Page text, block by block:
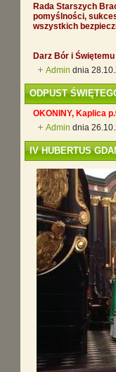
Rada Starszych
pomyślności,
wszystkich
Darz Bór i
Admin dnia
ODPUST
OKONINY, Kaplica
Admin dnia
IV HUBERTUS